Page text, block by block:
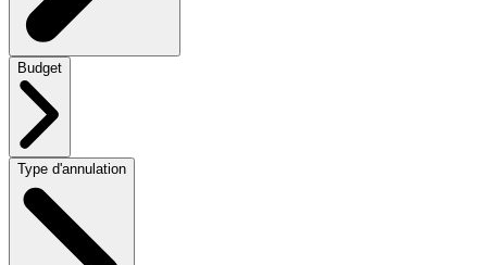
Budget
Type d'annulation